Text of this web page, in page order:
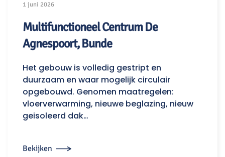
1 juni 2026
Multifunctioneel Centrum De
Agnespoort, Bunde
Het gebouw is volledig gestript en
duurzaam en waar mogelijk circulair
opgebouwd. Genomen maatregelen:
vloerverwarming, nieuwe beglazing, nieuw
geisoleerd dak…
Bekijken